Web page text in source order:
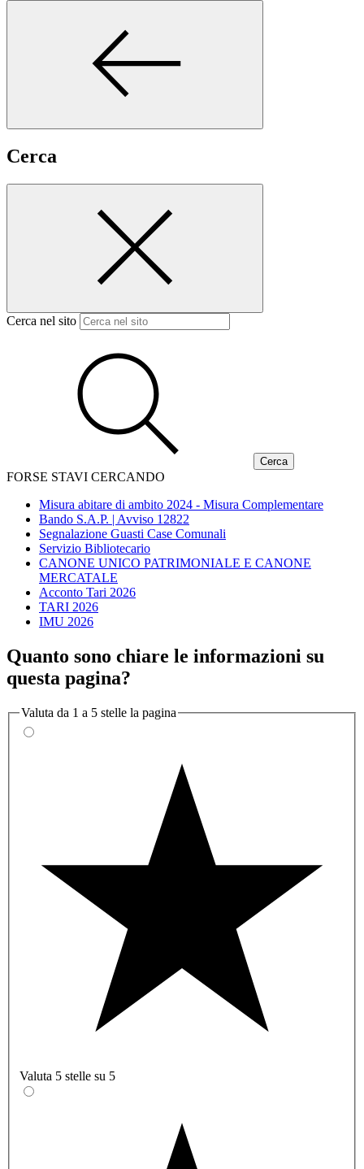
Cerca
Cerca nel sito
FORSE STAVI CERCANDO
Misura abitare di ambito 2024 - Misura Complementare
Bando S.A.P. | Avviso 12822
Segnalazione Guasti Case Comunali
Servizio Bibliotecario
CANONE UNICO PATRIMONIALE E CANONE
MERCATALE
Acconto Tari 2026
TARI 2026
IMU 2026
Quanto sono chiare le informazioni su
questa pagina?
Valuta da 1 a 5 stelle la pagina
Valuta 5 stelle su 5